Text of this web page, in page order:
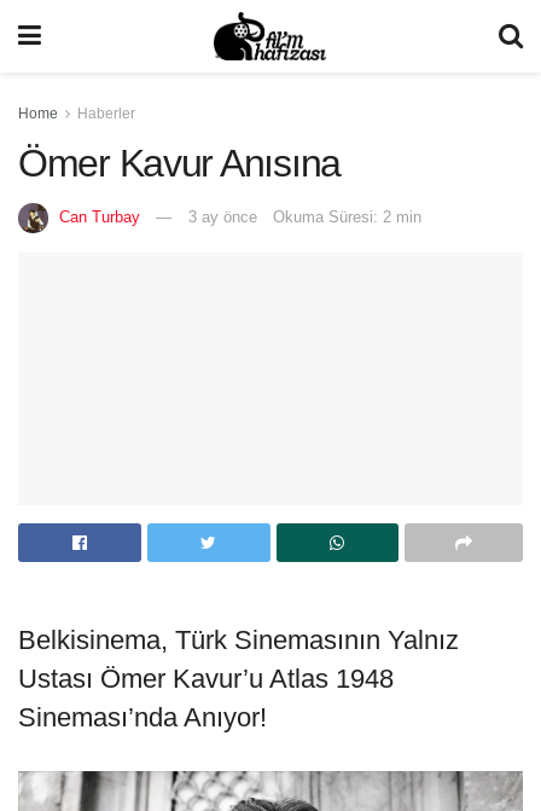
Home Haberler
Ömer Kavur Anısına
Can Turbay 3 ay önce Okuma Süresi: 2 min
Belkisinema, Türk Sinemasının Yalnız
Ustası Ömer Kavur’u Atlas 1948
Sineması’nda Anıyor!